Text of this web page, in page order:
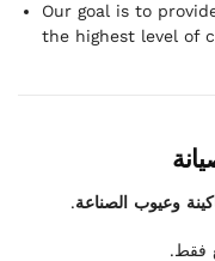
Our goal is to
the highest level of
وعيوب الصناعة.
فقط.